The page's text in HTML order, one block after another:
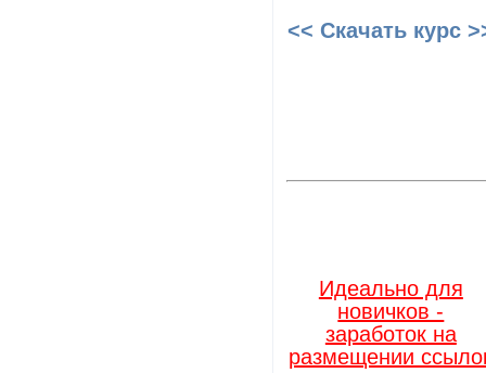
<< Скачать курс
Идеально для
новичков -
заработок на
размещении